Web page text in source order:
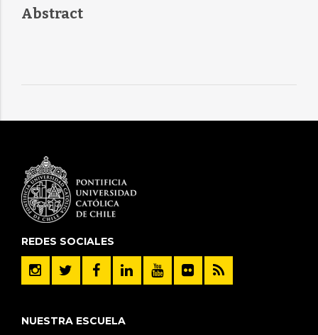
Abstract
REDES SOCIALES
NUESTRA ESCUELA